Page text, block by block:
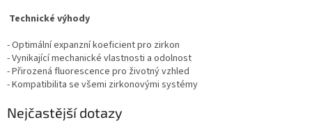
Technické výhody
- Optimální expanzní koeficient pro zirkon
- Vynikající mechanické vlastnosti a odolnost
- Přirozená fluorescence pro životný vzhled
- Kompatibilita se všemi zirkonovými systémy
Nejčastější dotazy